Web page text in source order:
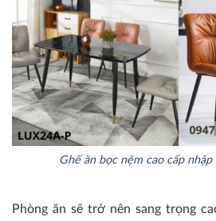
Ghế ăn bọc nệm cao cấp
Phòng ăn sẽ trở nên sang trọng